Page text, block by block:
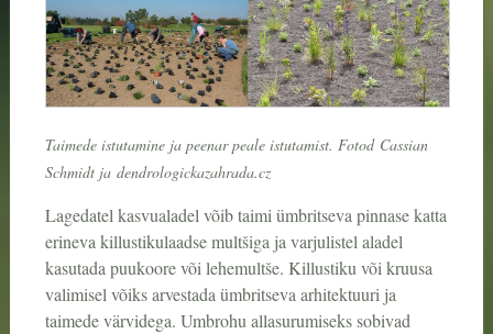
Taimede istutamine ja peenar peale istutamist. Fotod Cassian
Schmidt ja dendrologickazahrada.cz
Lagedatel kasvualadel võib taimi ümbritseva pinnase katta
erineva killustikulaadse multšiga ja varjulistel aladel
kasutada puukoore või lehemultše. Killustiku või kruusa
valimisel võiks arvestada ümbritseva arhitektuuri ja
taimede värvidega. Umbrohu allasurumiseks sobivad